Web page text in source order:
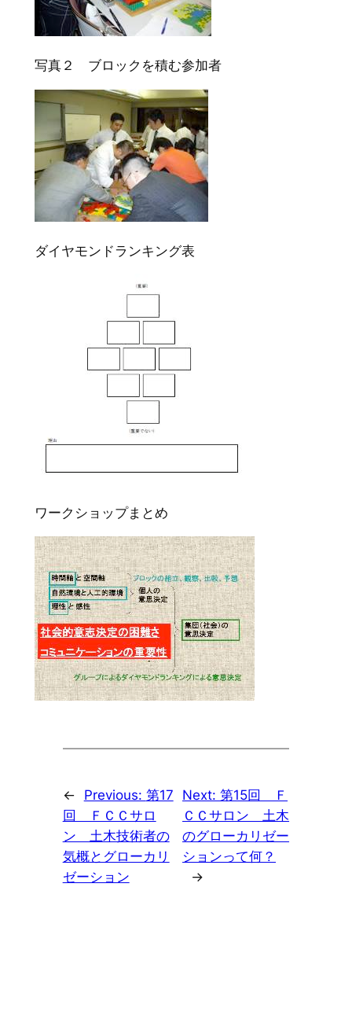
写真２ ブロックを積む参加者
ダイヤモンドランキング表
ワークショップまとめ
← Previous: 第17
回 ＦＣＣサロ
ン 土木技術者の
気概とグローカリ
ゼーション
Next:第15回 Ｆ
ＣＣサロン 土木
のグローカリゼー
ションって何？
→